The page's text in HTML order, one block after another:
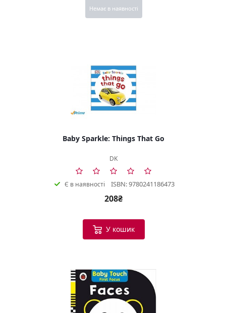
Немає в наявності
Baby Sparkle: Things That Go
DK
Є в наявності ISBN: 9780241186473
208₴
У кошик